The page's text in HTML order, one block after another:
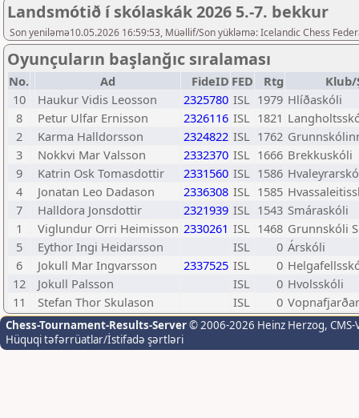
Landsmótið í skólaskák 2026 5.-7. bekkur
Son yeniləmə10.05.2026 16:59:53, Müəllif/Son yükləmə: Icelandic Chess
Oyunçuların başlanğıc sıralaması
No. Ad FideID FED Rtg
10
Haukur Vidis Leosson 2325780 ISL 1979 Hlíðaskóli
8
Petur Ulfar Ernisson 2326116 ISL 1821
2
Karma Halldorsson 2324822 ISL 1762
3
Nokkvi Mar Valsson 2332370 ISL 1666 Brekkuskóli
9
Katrin Osk Tomasdottir 2331560 ISL 1586
4
Jonatan Leo Dadason 2336308 ISL 1585
7
Halldora Jonsdottir 2321939 ISL 1543 Smáraskóli
1
Viglundur Orri Heimisson 2330261 ISL 1468 Grunnskóli
5
Eythor Ingi Heidarsson ISL 0 Árskóli
6
Jokull Mar Ingvarsson 2337525 ISL 0
12
Jokull Palsson ISL 0 Hvolsskóli
11
Stefan Thor Skulason ISL 0
Chess-Tournament-Results-Server© 2006-2026 Heinz Herzog,
Hüquqi təfərrüatlar/İstifadə şərtləri